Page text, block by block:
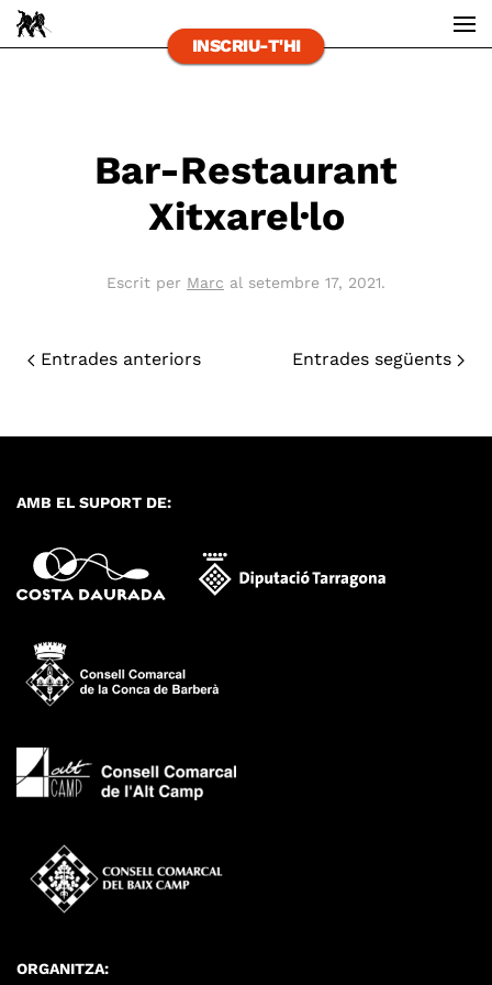
Skip to main content
INSCRIU-T'HI
Bar-Restaurant
Xitxarel·lo
Escrit per Marc al setembre 17, 2021.
Entrades anteriors Entrades següents
AMB EL SUPORT DE:
ORGANITZA: